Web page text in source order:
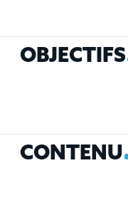
OBJECTIFS
CO N T E N U